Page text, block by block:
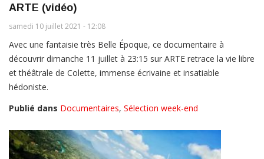
ARTE (vidéo)
samedi 10 juillet 2021 - 12:08
Avec une fantaisie très Belle Époque, ce documentaire à
découvrir dimanche 11 juillet à 23:15 sur ARTE retrace la vie libre
et théâtrale de Colette, immense écrivaine et insatiable
hédoniste.
Publié dans Documentaires, Sélection week-end